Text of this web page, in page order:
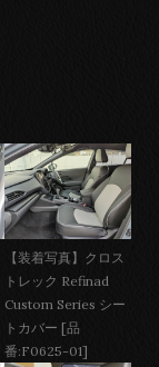
【装着写真】クロス
トレック Refinad
Custom Series シー
トカバー [品
番:F0625-01]